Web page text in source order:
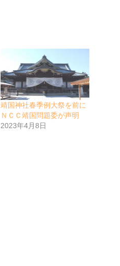
靖国神社春季例大祭を前に
ＮＣＣ靖国問題委が声明
2023年4月8日